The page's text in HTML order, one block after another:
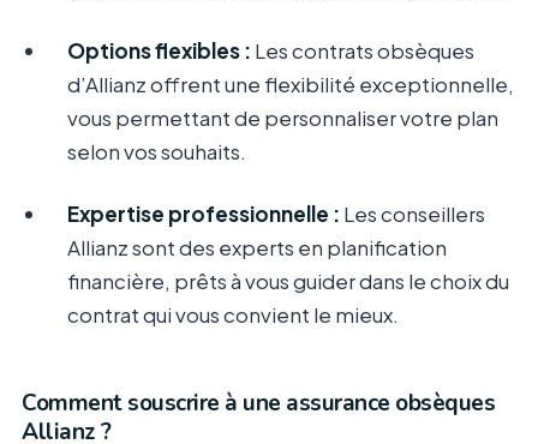
Options flexibles : Les contrats obsèques
d’Allianz offrent une flexibilité exceptionnelle,
vous permettant de personnaliser votre plan
selon vos souhaits.
Expertise professionnelle : Les conseillers
Allianz sont des experts en planification
financière, prêts à vous guider dans le choix du
contrat qui vous convient le mieux.
Comment souscrire à une assurance obsèques
Allianz ?